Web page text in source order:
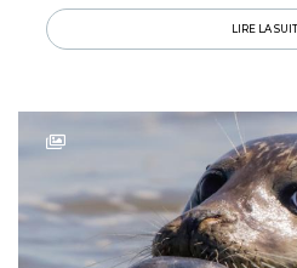
rendez-vous...
LIRE LA